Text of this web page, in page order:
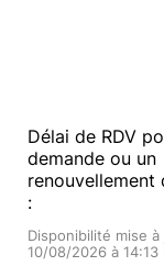
Délai de RDV
demande ou un
renouvellement
:
Disponibilité mise à
10/08/2026 à 14:13